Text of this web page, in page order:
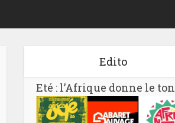
Edito
Eté : l’Afrique donne le ton